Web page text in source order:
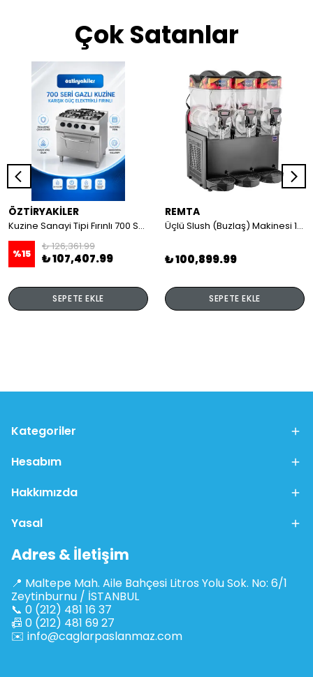
Çok Satanlar
ÖZTİRYAKİLER
Kuzine Sanayi Tipi Fırınlı 700 Seri Gazlı 4 Açık Ateş 80x70x85 (Lp)-2X6Kw+2X7,5Kw+6Kw Elektrikli Fırın
%15
₺ 126,361.99
₺ 107,407.99
SEPETE EKLE
REMTA
Üçlü Slush (Buzlaş) Makinesi 12+12+12 lt
₺ 100,899.99
SEPETE EKLE
Kategoriler
Hesabım
Hakkımızda
Yasal
Adres & İletişim
📍 Maltepe Mah. Aile Bahçesi Litros Yolu Sok. No: 6/1
Zeytinburnu / İSTANBUL
📞 0 (212) 481 16 37
📠 0 (212) 481 69 27
✉️ info@caglarpaslanmaz.com